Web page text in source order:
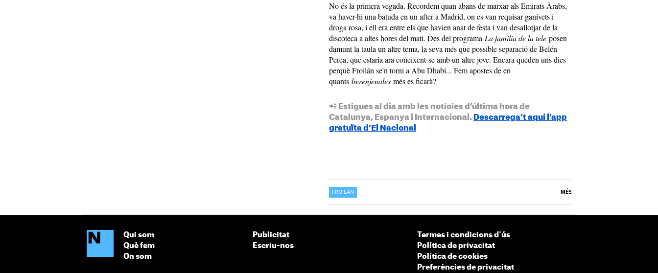
No és la primera vegada. Recordem quan abans de marxar als Emirats Àrabs,
va haver-hi una batuda en un after a Madrid, on es van requisar ganivets i
droga rosa, i ell era entre els que havien anat de festa i van desallotjar de la
discoteca a altes hores del matí. Des del programa La familia de la tele posen
damunt la taula un altre tema, la seva més que possible separació de Belén
Perea, que estaria ara coneixent-se amb un altre jove. Encara queden uns dies
perquè Froilán se'n torni a Abu Dhabi... Fem apostes de en
quants berenjenales més es ficarà?
📲 Estigues al dia amb les notícies d’última hora de
Catalunya, Espanya i Internacional. Descarrega’t aquí l’app
gratuïta d’El Nacional
FROILÁN MÉS
Qui som
Què fem
On som
Publicitat
Escriu-nos
Termes i condicions d'ús
Política de privacitat
Política de cookies
Preferències de privacitat